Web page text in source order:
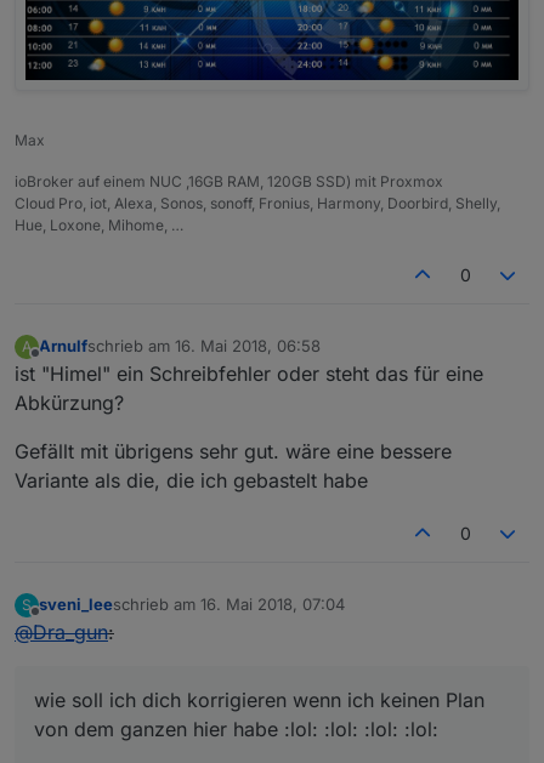
Max
ioBroker auf einem NUC ,16GB RAM, 120GB SSD) mit Proxmox
Cloud Pro, iot, Alexa, Sonos, sonoff, Fronius, Harmony, Doorbird, Shelly,
Hue, Loxone, Mihome, …
0
A
Offline
Arnulfschrieb am 16. Mai 2018, 06:58
zuletzt editiert von
ist "Himel" ein Schreibfehler oder steht das für eine
Abkürzung?
Gefällt mit übrigens sehr gut. wäre eine bessere
Variante als die, die ich gebastelt habe
0
S
Offline
sveni_leeschrieb am 16. Mai 2018, 07:04
zuletzt editiert von
@Dra_gun:
wie soll ich dich korrigieren wenn ich keinen Plan
von dem ganzen hier habe :lol: :lol: :lol: :lol: